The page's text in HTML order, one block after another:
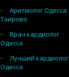
Аритмолог Одесса
Таирово
Врач кардиолог
Одесса
Лучший кардиолог
Одесса